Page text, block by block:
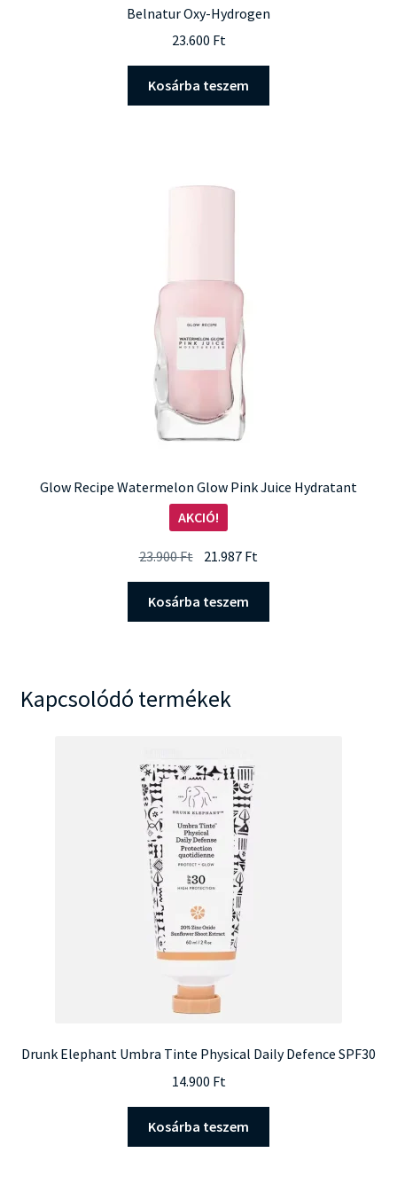
Belnatur Oxy-Hydrogen
23.600 Ft
Kosárba teszem
Glow Recipe Watermelon Glow Pink Juice Hydratant
AKCIÓ!
23.900Ft Original
price
was:
23.900 Ft.
21.987 Ft
price
21.987 Ft.
Kosárba teszem
Kapcsolódó termékek
Drunk Elephant Umbra Tinte Physical Daily Defence SPF30
14.900 Ft
Kosárba teszem